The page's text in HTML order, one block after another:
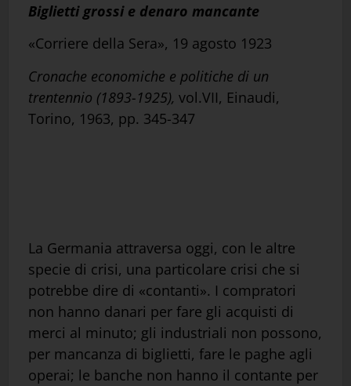
Biglietti grossi e denaro mancante
«Corriere della Sera», 19 agosto 1923
Cronache economiche e politiche di un
trentennio (1893-1925), vol.VII, Einaudi,
Torino, 1963, pp. 345-347
La Germania attraversa oggi, con le altre
specie di crisi, una particolare crisi che si
potrebbe dire di «contanti». I compratori
non hanno danari per fare gli acquisti di
merci al minuto; gli industriali non possono,
per mancanza di biglietti, fare le paghe agli
operai; le banche non hanno il contante per